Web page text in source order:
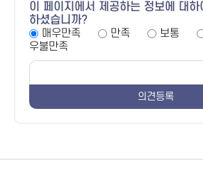
이 페이지에서 제공하는 정보에 대
하셨습니까?
매우만족
만족 보통
우불만족